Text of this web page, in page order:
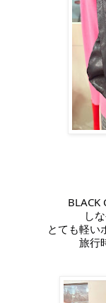
し
とても軽い
旅行